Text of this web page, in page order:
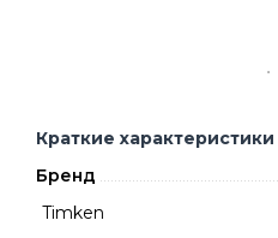
Краткие характеристики
Бренд
Timken